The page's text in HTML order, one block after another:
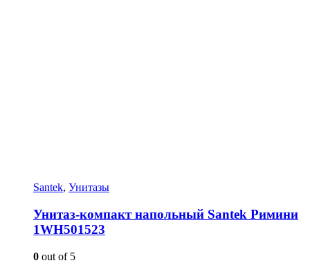
Santek, Унитазы
Унитаз-компакт напольный Santek Римини
1WH501523
0 out of 5